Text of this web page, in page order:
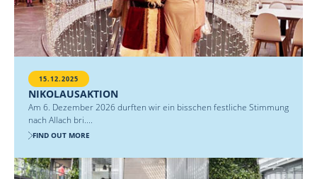
15.12.2025
NIKOLAUSAKTION
Am 6. Dezember 2026 durften wir ein bisschen festliche Stimmung
nach Allach bri....
FIND OUT MORE